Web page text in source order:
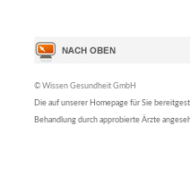
© Wissen Gesundheit GmbH
Die auf unserer Homepage für Sie
Behandlung durch approbierte Ärzte